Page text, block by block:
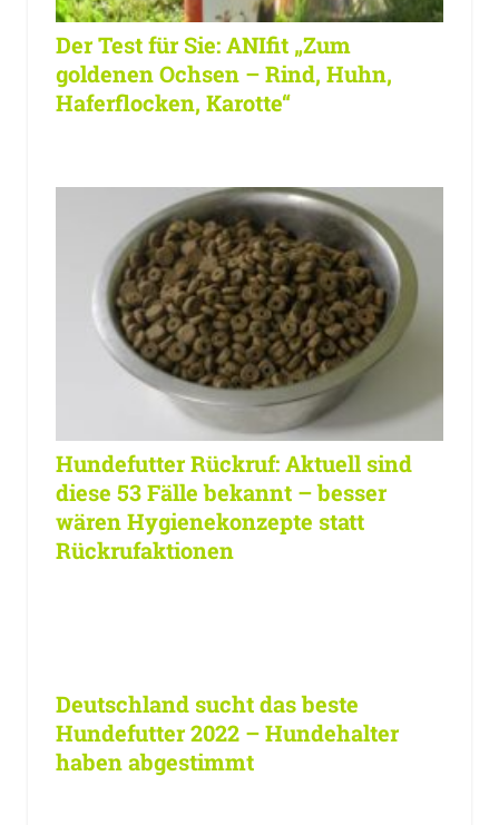
Der Test für Sie: ANIfit „Zum
goldenen Ochsen – Rind, Huhn,
Haferflocken, Karotte“
Hundefutter Rückruf: Aktuell sind
diese 53 Fälle bekannt – besser
wären Hygienekonzepte statt
Rückrufaktionen
Deutschland sucht das beste
Hundefutter 2022 – Hundehalter
haben abgestimmt